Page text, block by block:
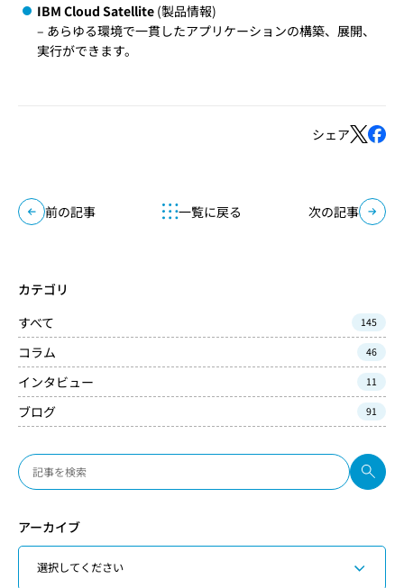
IBM Cloud Satellite (製品情報)
– あらゆる環境で一貫したアプリケーションの構築、展開、
実行ができます。
シェア
前の記事 一覧に戻る 次の記事
カテゴリ
すべて
145
コラム 46
インタビュー 11
ブログ 91
アーカイブ